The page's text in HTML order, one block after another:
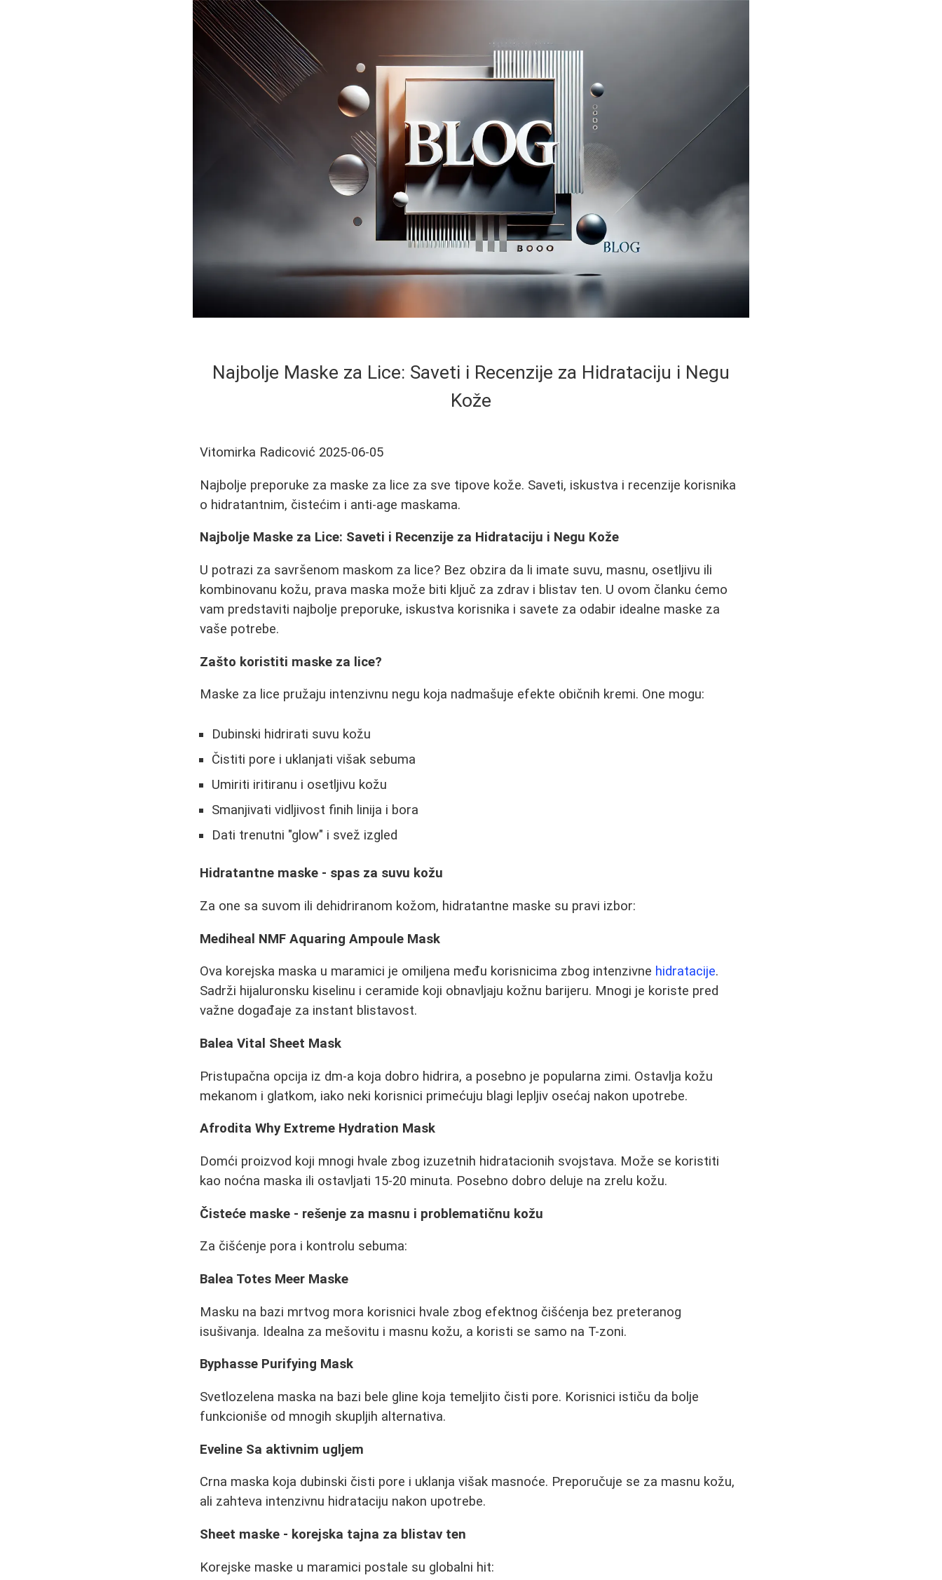
Najbolje Maske za Lice: Saveti i Recenzije za Hidrataciju i Negu
Kože
Vitomirka Radicović 2025-06-05
Najbolje preporuke za maske za lice za sve tipove kože. Saveti, iskustva i recenzije korisnika
o hidratantnim, čistećim i anti-age maskama.
Najbolje Maske za Lice: Saveti i Recenzije za Hidrataciju i Negu Kože
U potrazi za savršenom maskom za lice? Bez obzira da li imate suvu, masnu, osetljivu ili
kombinovanu kožu, prava maska može biti ključ za zdrav i blistav ten. U ovom članku ćemo
vam predstaviti najbolje preporuke, iskustva korisnika i savete za odabir idealne maske za
vaše potrebe.
Zašto koristiti maske za lice?
Maske za lice pružaju intenzivnu negu koja nadmašuje efekte običnih kremi. One mogu:
Dubinski hidrirati suvu kožu
Čistiti pore i uklanjati višak sebuma
Umiriti iritiranu i osetljivu kožu
Smanjivati vidljivost finih linija i bora
Dati trenutni "glow" i svež izgled
Hidratantne maske - spas za suvu kožu
Za one sa suvom ili dehidriranom kožom, hidratantne maske su pravi izbor:
Mediheal NMF Aquaring Ampoule Mask
Ova korejska maska u maramici je omiljena među korisnicima zbog intenzivne hidratacije.
Sadrži hijaluronsku kiselinu i ceramide koji obnavljaju kožnu barijeru. Mnogi je koriste pred
važne događaje za instant blistavost.
Balea Vital Sheet Mask
Pristupačna opcija iz dm-a koja dobro hidrira, a posebno je popularna zimi. Ostavlja kožu
mekanom i glatkom, iako neki korisnici primećuju blagi lepljiv osećaj nakon upotrebe.
Afrodita Why Extreme Hydration Mask
Domći proizvod koji mnogi hvale zbog izuzetnih hidratacionih svojstava. Može se koristiti
kao noćna maska ili ostavljati 15-20 minuta. Posebno dobro deluje na zrelu kožu.
Čisteće maske - rešenje za masnu i problematičnu kožu
Za čišćenje pora i kontrolu sebuma:
Balea Totes Meer Maske
Masku na bazi mrtvog mora korisnici hvale zbog efektnog čišćenja bez preteranog
isušivanja. Idealna za mešovitu i masnu kožu, a koristi se samo na T-zoni.
Byphasse Purifying Mask
Svetlozelena maska na bazi bele gline koja temeljito čisti pore. Korisnici ističu da bolje
funkcioniše od mnogih skupljih alternativa.
Eveline Sa aktivnim ugljem
Crna maska koja dubinski čisti pore i uklanja višak masnoće. Preporučuje se za masnu kožu,
ali zahteva intenzivnu hidrataciju nakon upotrebe.
Sheet maske - korejska tajna za blistav ten
Korejske maske u maramici postale su globalni hit: